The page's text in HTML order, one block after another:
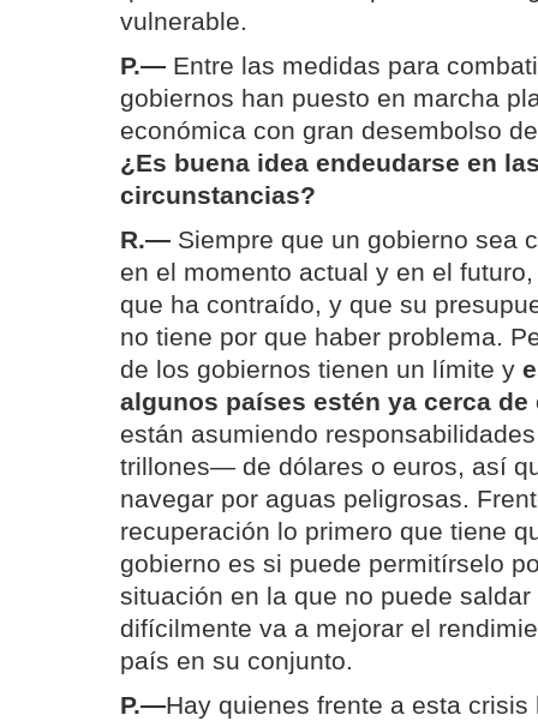
vulnerable.
P.— Entre las medidas para
gobiernos han puesto en marcha
económica con gran desembolso
¿Es buena idea endeudarse en
circunstancias?
R.— Siempre que un gobierno sea
en el momento actual y en el
que ha contraído, y que su
no tiene por que haber problema.
de los gobiernos tienen un límite y
algunos países estén ya cerca de
están asumiendo
trillones— de dólares o euros, así
navegar por aguas peligrosas.
recuperación lo primero que tiene
gobierno es si puede permitírselo
situación en la que no puede
difícilmente va a mejorar el
país en su conjunto.
P.—Hay quienes frente a esta crisis